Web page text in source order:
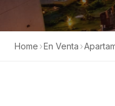
Home ›En Venta ›